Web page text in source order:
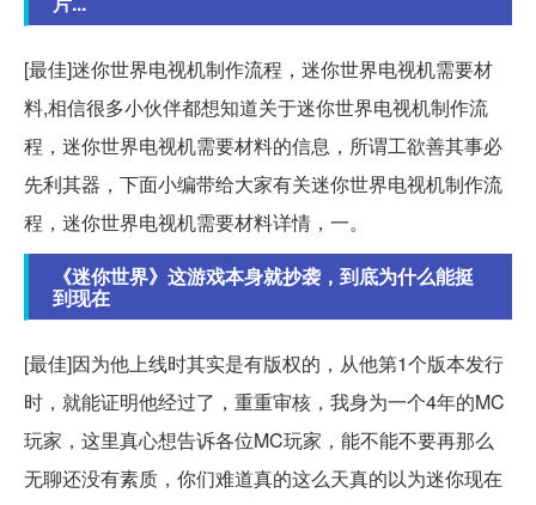
[最佳]迷你世界电视机制作流程，迷你世界电视机需要材
料,相信很多小伙伴都想知道关于迷你世界电视机制作流
程，迷你世界电视机需要材料的信息，所谓工欲善其事必
先利其器，下面小编带给大家有关迷你世界电视机制作流
程，迷你世界电视机需要材料详情，一。
《迷你世界》这游戏本身就抄袭，到底为什么能挺
到现在
[最佳]因为他上线时其实是有版权的，从他第1个版本发行
时，就能证明他经过了，重重审核，我身为一个4年的MC
玩家，这里真心想告诉各位MC玩家，能不能不要再那么
无聊还没有素质，你们难道真的这么天真的以为迷你现在